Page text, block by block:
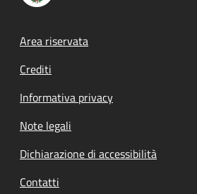
Footer menu
Area riservata
Crediti
Informativa privacy
Note legali
Dichiarazione di accessibilità
Contatti